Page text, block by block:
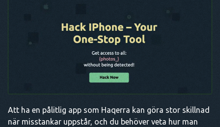
Att ha en pålitlig app som Haqerra kan göra stor skillnad
när misstankar uppstår, och du behöver veta hur man